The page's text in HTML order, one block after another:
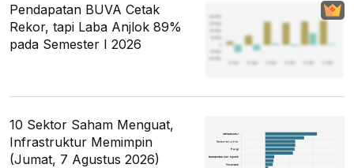
Pendapatan BUVA Cetak
Rekor, tapi Laba Anjlok 89%
pada Semester I 2026
10 Sektor Saham Menguat,
Infrastruktur Memimpin
(Jumat, 7 Agustus 2026)